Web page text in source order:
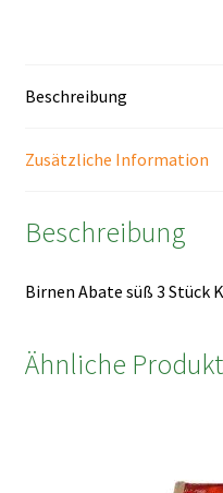
Beschreibung
Zusätzliche Information
Beschreibung
Birnen Abate süß 3 Stück
Ähnliche